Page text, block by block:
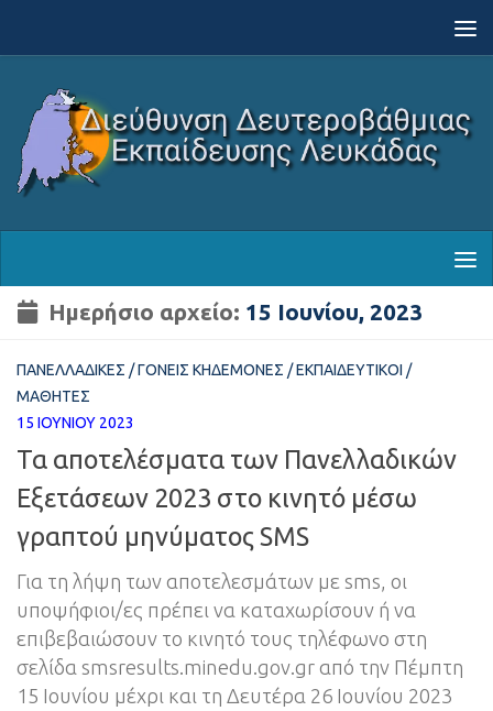
Ημερήσιο αρχείο: 15 Ιουνίου, 2023
ΠΑΝΕΛΛΑΔΙΚΈΣ /ΓΟΝΕΊΣ ΚΗΔΕΜΌΝΕΣ /ΕΚΠΑΙΔΕΥΤΙΚΟΊ /
ΜΑΘΗΤΈΣ
15 ΙΟΥΝΊΟΥ 2023
Τα αποτελέσματα των Πανελλαδικών
Εξετάσεων 2023 στο κινητό μέσω
γραπτού μηνύματος SMS
Για τη λήψη των αποτελεσμάτων με sms, οι
υποψήφιοι/ες πρέπει να καταχωρίσουν ή να
επιβεβαιώσουν το κινητό τους τηλέφωνο στη
σελίδα smsresults.minedu.gov.gr από την Πέμπτη
15 Ιουνίου μέχρι και τη Δευτέρα 26 Ιουνίου 2023